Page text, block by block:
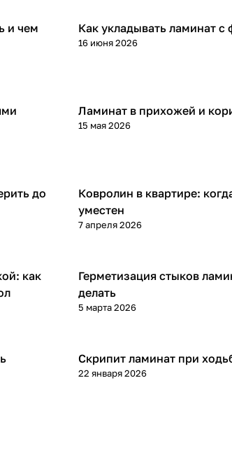
и чем
Напольные покрытия
Как укладывать ламинат
16 июня 2026
Напольные покрытия
Ламинат в прихожей и
15 мая 2026
до
Напольные покрытия
Ковролин в квартире:
уместен
7 апреля 2026
как
Напольные покрытия
Герметизация стыков
делать
5 марта 2026
Напольные покрытия
Скрипит ламинат при
22 января 2026